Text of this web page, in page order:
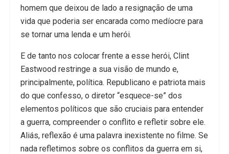
homem que deixou de lado a resignação de uma
vida que poderia ser encarada como medíocre para
se tornar uma lenda e um herói.
E de tanto nos colocar frente a esse herói, Clint
Eastwood restringe a sua visão de mundo e,
principalmente, política. Republicano e patriota mais
do que confesso, o diretor “esquece-se” dos
elementos políticos que são cruciais para entender
a guerra, compreender o conflito e refletir sobre ele.
Aliás, reflexão é uma palavra inexistente no filme. Se
nada refletimos sobre os conflitos da guerra em si,